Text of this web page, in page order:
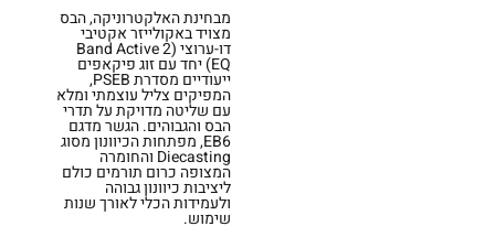
מבחינת האלקטרוניקה, הבס
מצויד באקולייזר אקטיבי
דו-ערוצי (2 Band Active
EQ) יחד עם זוג פיקאפים
ייעודיים מסדרת PSEB,
המפיקים צליל עוצמתי ומלא
עם שליטה מדויקת על תדרי
הבס והגבוהים. הגשר מדגם
EB6, מפתחות הכיוונון מסוג
Diecasting והחומרה
המצופה כרום תורמים כולם
ליציבות כיוונון גבוהה
ולעמידות הכלי לאורך שנות
שימוש.